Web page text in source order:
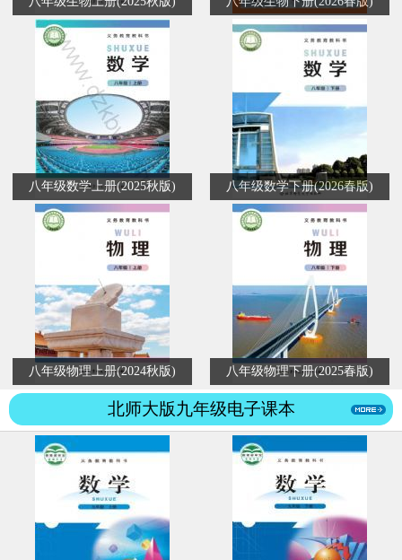
八年级数学上册(2025秋版) 八年级数学下册(2026春版)
八年级物理上册(2024秋版) 八年级物理下册(2025春版)
北师大版九年级电子课本